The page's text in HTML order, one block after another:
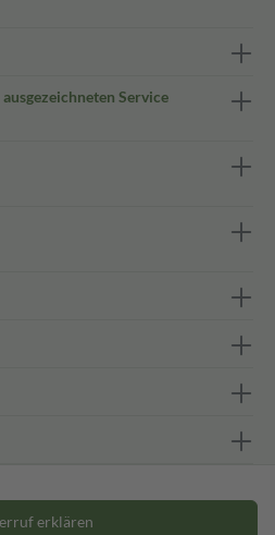
Service
erklären